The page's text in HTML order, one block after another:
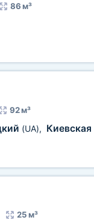
86 м³
92 м³
(UA), Киевская
25 м³